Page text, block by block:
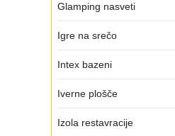
Glamping nasveti
Igre na srečo
Intex bazeni
Iverne plošče
Izola restavracije